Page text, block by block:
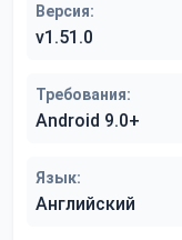
Версия:
v1.51.0
Требования:
Android 9.0+
Язык:
Английский